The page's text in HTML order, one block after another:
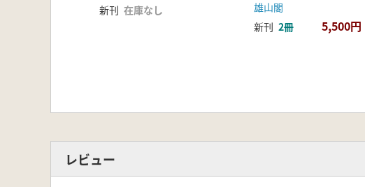
新刊 在庫なし
雄山閣
新刊 2冊 5,500円
レビュー